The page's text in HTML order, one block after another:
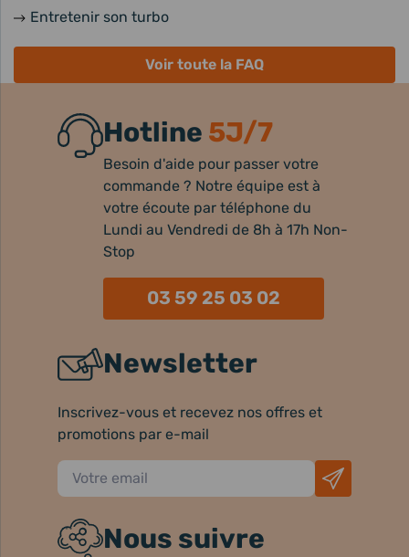
Entretenir son turbo
Voir toute la FAQ
Hotline 5J/7
Besoin d'aide pour passer votre
commande ? Notre équipe est à
votre écoute par téléphone du
Lundi au Vendredi de 8h à 17h Non-
Stop
03 59 25 03 02
Newsletter
Inscrivez-vous et recevez nos offres et
promotions par e-mail
Nous suivre